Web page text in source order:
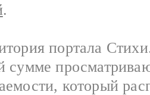
.
портала
сумме
который